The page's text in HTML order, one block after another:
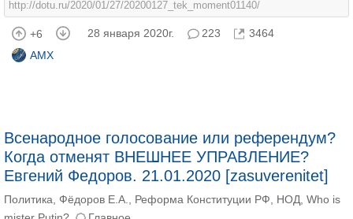
http://dotu.ru/2020/01/27/20200127_tek_moment01140/
+6 28 января 2020г. 223
3464
AMX
Всенародное голосование или референдум?
Когда отменят ВНЕШНЕЕ УПРАВЛЕНИЕ?
Евгений Федоров. 21.01.2020 [zasuverenitet]
Политика Фёдоров Е.А. Реформа Конституции РФ НОД Who is